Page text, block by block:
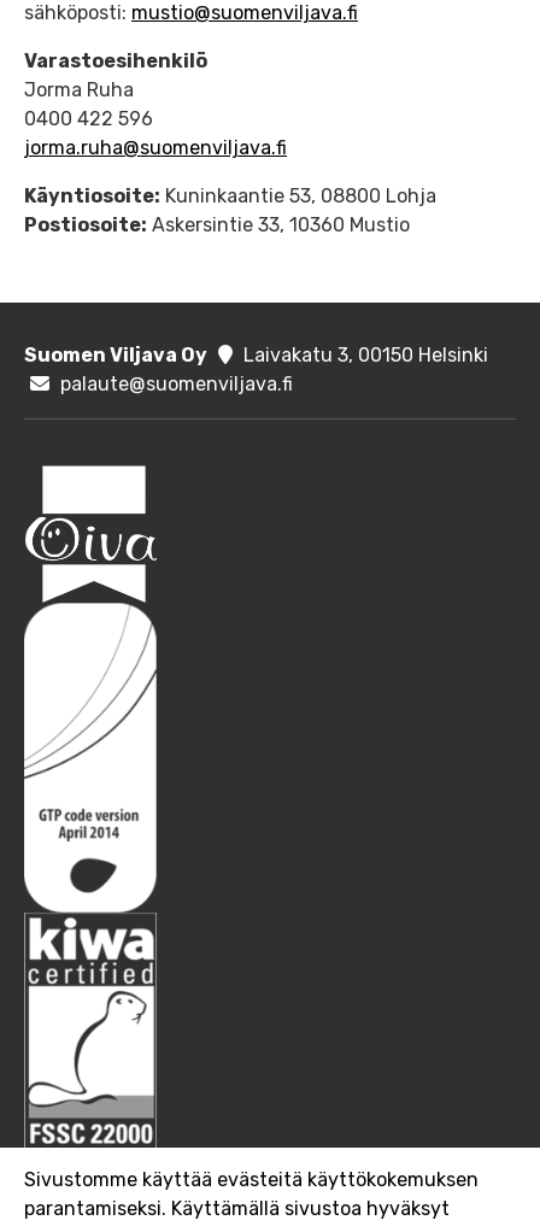
sähköposti: mustio@suomenviljava.fi
Varastoesihenkilö
Jorma Ruha
0400 422 596
jorma.ruha@suomenviljava.fi
Käyntiosoite: Kuninkaantie 53, 08800 Lohja
Postiosoite: Askersintie 33, 10360 Mustio
Suomen Viljava Oy
Laivakatu 3, 00150 Helsinki
palaute@suomenviljava.fi
Sivustomme käyttää evästeitä käyttökokemuksen
parantamiseksi. Käyttämällä sivustoa hyväksyt